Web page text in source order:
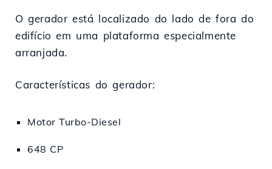
O gerador está localizado do lado de fora do
edifício em uma plataforma especialmente
arranjada.
Características do gerador:
Motor Turbo-Diesel
648 CP